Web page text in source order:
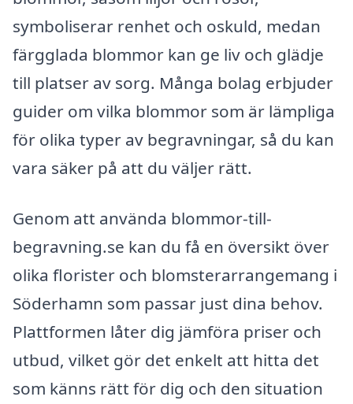
symboliserar renhet och oskuld, medan
färgglada blommor kan ge liv och glädje
till platser av sorg. Många bolag erbjuder
guider om vilka blommor som är lämpliga
för olika typer av begravningar, så du kan
vara säker på att du väljer rätt.
Genom att använda blommor-till-
begravning.se kan du få en översikt över
olika florister och blomsterarrangemang i
Söderhamn som passar just dina behov.
Plattformen låter dig jämföra priser och
utbud, vilket gör det enkelt att hitta det
som känns rätt för dig och den situation